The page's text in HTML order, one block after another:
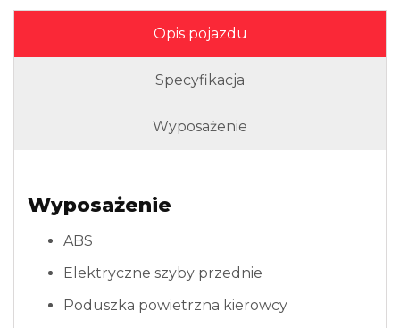
Opis pojazdu
Specyfikacja
Wyposażenie
Wyposażenie
ABS
Elektryczne szyby przednie
Poduszka powietrzna kierowcy